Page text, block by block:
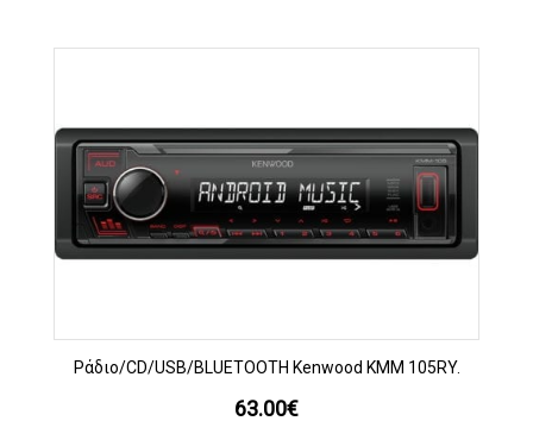
Ράδιο/CD/USB/BLUETOOTH Kenwood KMM 105RY.
63.00€